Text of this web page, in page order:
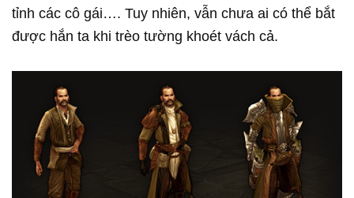
tỉnh các cô gái…. Tuy nhiên, vẫn chưa ai có thể bắt
được hắn ta khi trèo tường khoét vách cả.